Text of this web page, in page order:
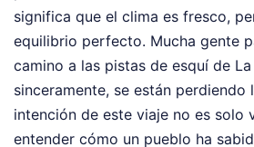
significa que el clima es fresco,
equilibrio perfecto. Mucha gente
camino a las pistas de esquí de
sinceramente, se están perdiendo
intención de este viaje no es solo
entender cómo un pueblo ha